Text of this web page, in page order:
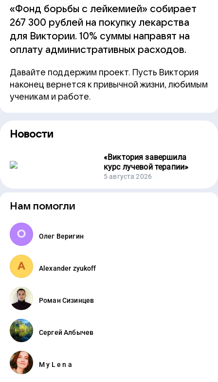
«Фонд борьбы с лейкемией» собирает
267 300 рублей на покупку лекарства
для Виктории. 10% суммы направят на
оплату административных расходов.
Давайте поддержим проект. Пусть Виктория
наконец вернется к привычной жизни, любимым
ученикам и работе.
Новости
«Виктория завершила
курс лучевой терапии»
5 августа 2026
Нам помогли
Олег Веригин
Alexander zyukoff
Роман Сизинцев
Сергей Албычев
M y L e n a